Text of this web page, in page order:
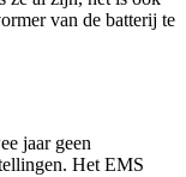
van de batterij te
jaar geen
Het EMS